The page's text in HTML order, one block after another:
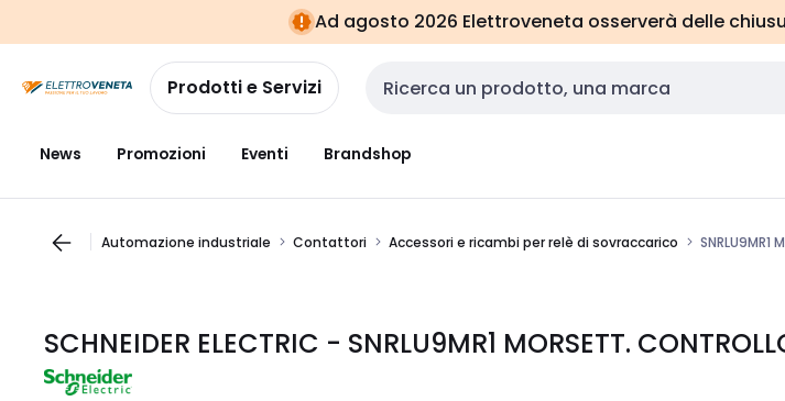
navigazionealla
pagina
Ad agosto 2026 Elettroveneta osserverà delle
Prodotti e Servizi Cerca input
News Promozioni Eventi Brandshop
Automazione industriale Contattori Accessori e ricambi per relè di sovraccarico SNRLU9MR1
SCHNEIDER ELECTRIC - SNRLU9MR1 MORSETT.